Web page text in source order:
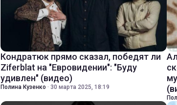
Кондратюк прямо сказал, победят ли
Ziferblat на "Евровидении": "Буду
удивлен" (видео)
Полина Кузенко · 30 марта 2025, 18:19